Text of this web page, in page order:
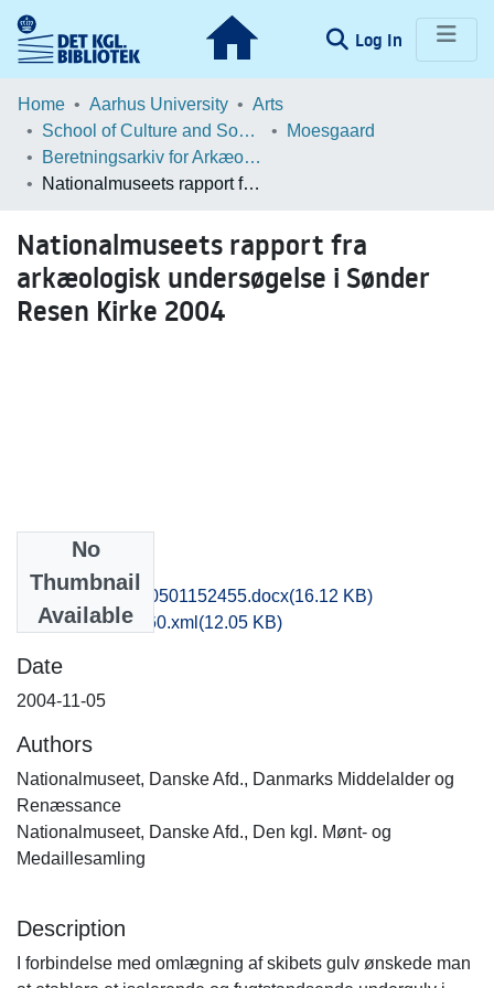
Log In (current)
Communities & Collections
Statistics
Home Aarhus University
Arts
School of Culture and Society
Moesgaard
Beretningsarkiv for Arkæologiske Undersøgelser
Nationalmuseets rapport fra arkæologisk undersøgelse i Sønder Resen Kirke 2004
Nationalmuseets rapport fra
arkæologisk undersøgelse i Sønder
Resen Kirke 2004
No
Thumbnail
Available
nat1kiha_20170501152455.docx(16.12 KB)
recordxml_item_60.xml (12.05 KB)
Date
2004-11-05
Authors
Nationalmuseet, Danske Afd., Danmarks Middelalder og
Renæssance
Nationalmuseet, Danske Afd., Den kgl. Mønt- og
Medaillesamling
Description
I forbindelse med omlægning af skibets gulv ønskede man